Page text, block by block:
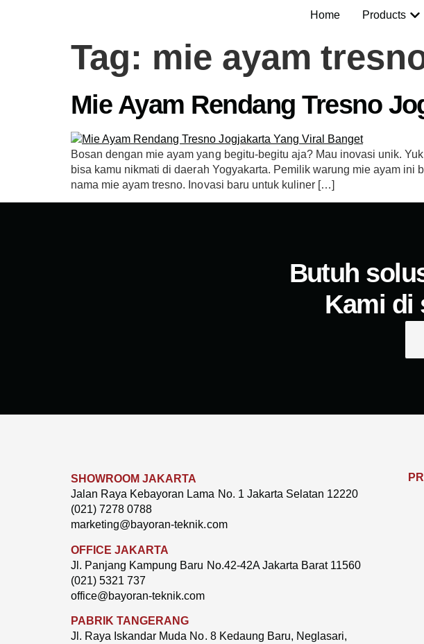
Home Products
Tag: mie ayam
Mie Ayam Rendang Tresno
Bosan dengan mie ayam yang begitu-begitu aja? Mau inovasi unik.
bisa kamu nikmati di daerah Yogyakarta. Pemilik warung mie ayam
nama mie ayam tresno. Inovasi baru untuk kuliner […]
Butuh
Kami di
SHOWROOM JAKARTA
Jalan Raya Kebayoran Lama No. 1 Jakarta Selatan 12220
(021) 7278 0788
marketing@bayoran-teknik.com
OFFICE JAKARTA
Jl. Panjang Kampung Baru No.42-42A Jakarta Barat 11560
(021) 5321 737
office@bayoran-teknik.com
PABRIK TANGERANG
Jl. Raya Iskandar Muda No. 8 Kedaung Baru, Neglasari,